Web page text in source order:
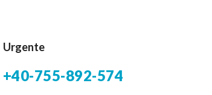
Urgente
+40-755-892-574